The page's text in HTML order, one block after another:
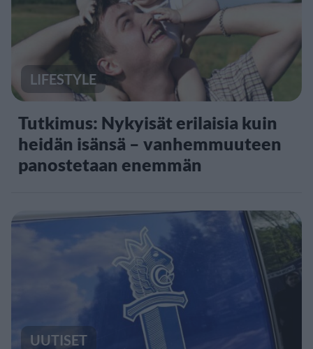
LIFESTYLE
Tutkimus: Nykyisät erilaisia kuin
heidän isänsä – vanhemmuuteen
panostetaan enemmän
UUTISET